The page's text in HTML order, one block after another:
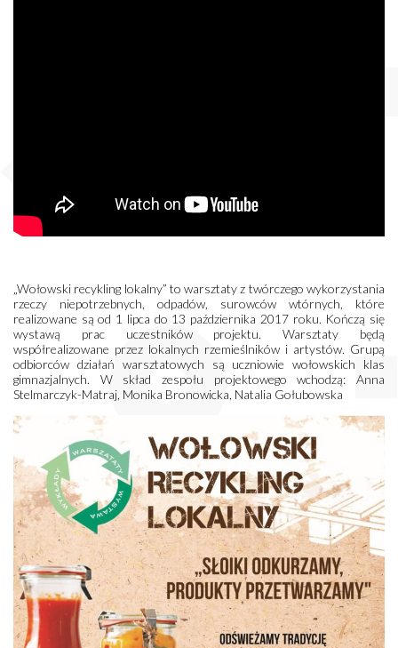
„Wołowski recykling lokalny” to warsztaty z twórczego wykorzystania
rzeczy niepotrzebnych, odpadów, surowców wtórnych, które
realizowane są od 1 lipca do 13 października 2017 roku. Kończą się
wystawą prac uczestników projektu. Warsztaty będą
współrealizowane przez lokalnych rzemieślników i artystów. Grupą
odbiorców działań warsztatowych są uczniowie wołowskich klas
gimnazjalnych. W skład zespołu projektowego wchodzą: Anna
Stelmarczyk-Matraj, Monika Bronowicka, Natalia Gołubowska